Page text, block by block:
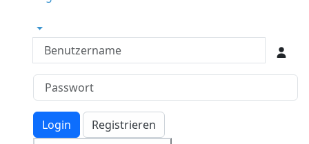
Benutzername
Login
Registrieren